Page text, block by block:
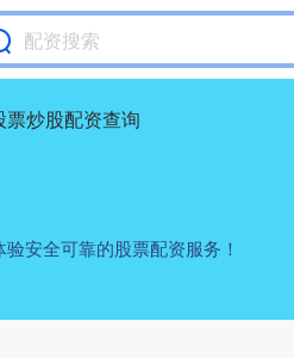
票炒股配资查询
安全可靠的股票配资服务！